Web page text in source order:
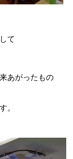
て
あがったもの
。